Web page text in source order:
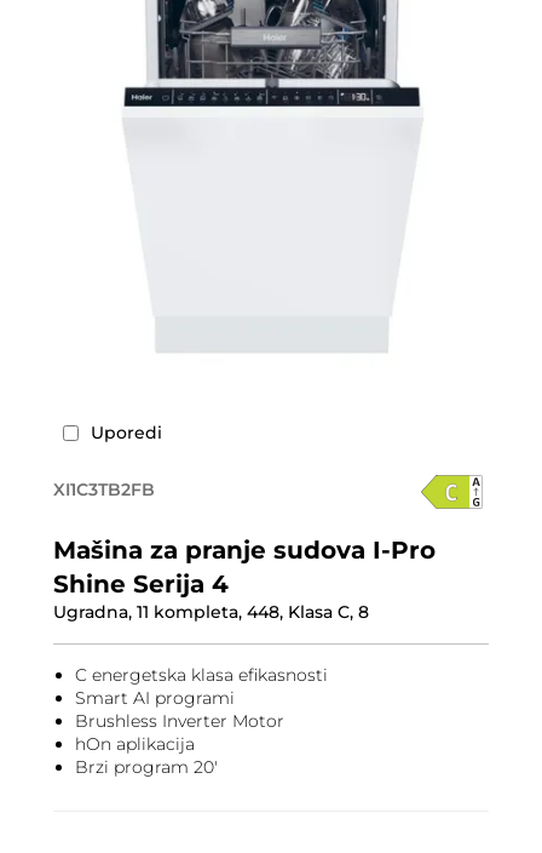
Uporedi
XI1C3TB2FB
Mašina za pranje sudova I-Pro
Shine Serija 4
Ugradna, 11 kompleta, 448, Klasa C, 8
C energetska klasa efikasnosti
Smart AI programi
Brushless Inverter Motor
hOn aplikacija
Brzi program 20'